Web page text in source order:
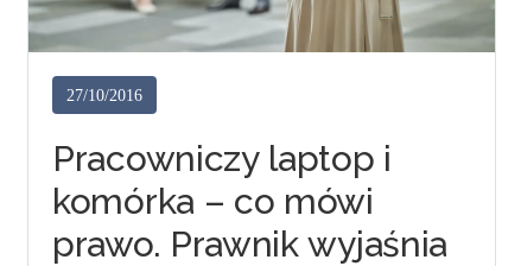
27/10/2016
Pracowniczy laptop i
komórka – co mówi
prawo. Prawnik wyjaśnia